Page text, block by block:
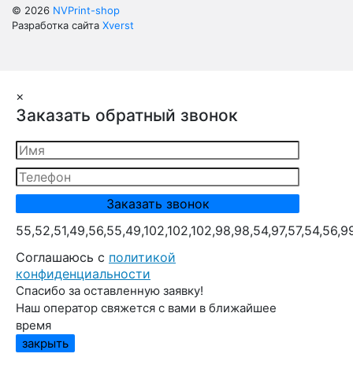
© 2026 NVPrint-shop
Разработка сайта Xverst
×
Заказать обратный звонок
Cоглашаюсь с политикой
конфиденциальности
Спасибо за оставленную заявку!
Наш оператор свяжется с вами в ближайшее
время
закрыть